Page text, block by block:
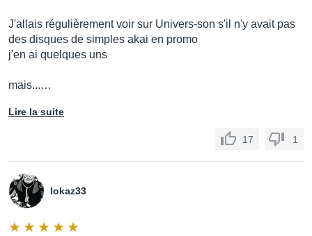
J'allais régulièrement voir sur Univers-son s'il n'y avait pas
des disques de simples akai en promo
j'en ai quelques uns
mais...…
Lire la suite
17 1
lokaz33